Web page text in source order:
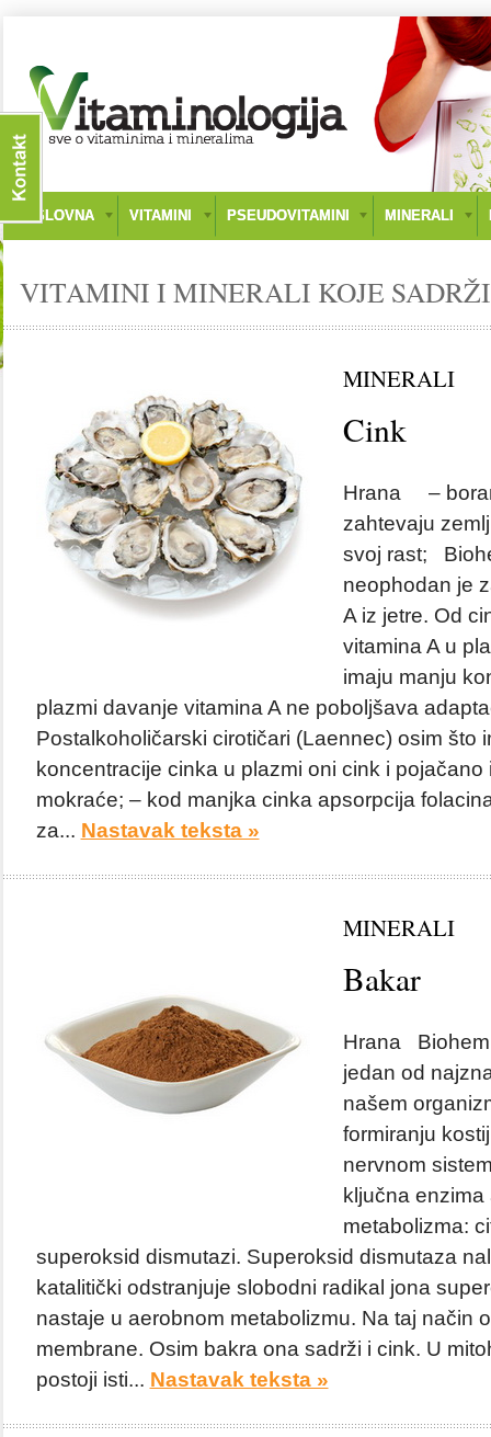
NASLOVNA VITAMINI PSEUDOVITAMINI MINERALI
VITAMINI I MINERALI KOJE
MINERALI
Cink
Hrana –
zahtevaju
svoj rast;
neophodan je
A iz jetre. Od
vitamina A u
imaju manju
plazmi davanje vitamina A ne poboljšava
Postalkoholičarski cirotičari (Laennec) osim što
koncentracije cinka u plazmi oni cink i pojačano
mokraće; – kod manjka cinka apsorpcija
za... Nastavak teksta »
MINERALI
Bakar
Hrana
jedan od
našem
formiranju
nervnom
ključna
metabolizma:
superoksid dismutazi. Superoksid dismutaza
katalitički odstranjuje slobodni radikal jona
nastaje u aerobnom metabolizmu. Na taj način
membrane. Osim bakra ona sadrži i cink. U
postoji isti... Nastavak teksta »